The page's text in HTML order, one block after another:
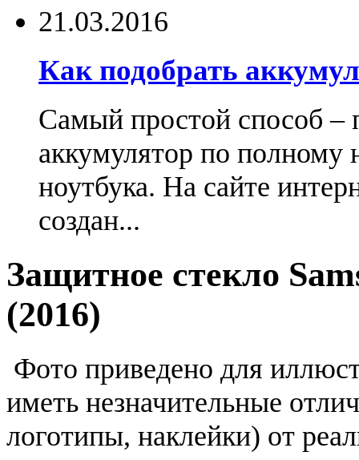
21.03.2016
Как подобрать
Самый простой способ –
аккумулятор по
ноутбука. На сайте
создан...
Защитное стекло
(2016)
Фото приведено для
иметь незначительные
логотипы, наклейки) от